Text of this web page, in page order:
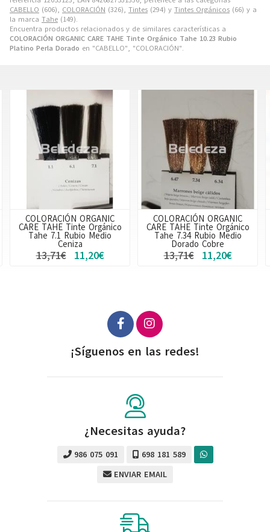
CABELLO (606), COLORACIÓN (326), Tintes (294) y Tintes Orgánicos (66) y a
la marca Tahe (149).
Encuentra productos relacionados y de similares características a
COLORACIÓN ORGANIC CARE TAHE Tinte Orgánico Tahe 10.23 Rubio
Platino Perla Dorado en "CABELLO", "COLORACIÓN".
COLORACIÓN ORGANIC
CARE TAHE Tinte Orgánico
Tahe 7.34 Rubio Medio
Dorado Cobre
13,71€ 11,20€
COLORACIÓN ORGANIC
CARE TAHE Tinte Orgánico
Tahe 7.46 Rubio Medio
Cobre Rojo
13,71€ 11,20€
¡Síguenos en las redes!
¿Necesitas ayuda?
986 075 091
698 181 589
ENVIAR EMAIL